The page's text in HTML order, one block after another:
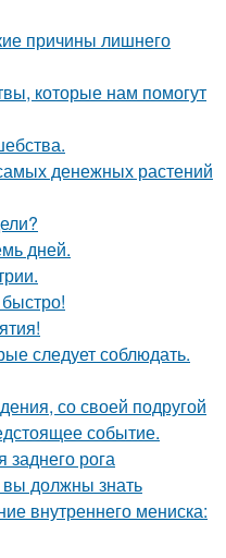
причины лишнего
которые нам помогут
денежных растений
дней.
следует соблюдать.
со своей подругой
событие.
рога
вы должны знать
внутреннего мениска: